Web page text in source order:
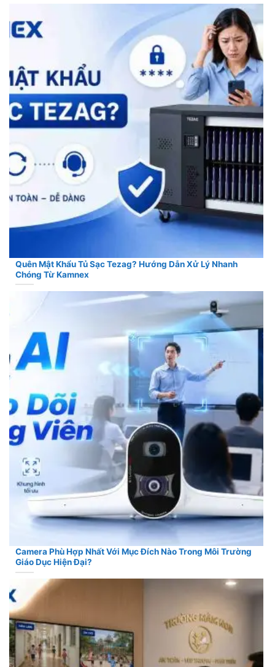
Quên Mật Khẩu Tủ Sạc Tezag? Hướng Dẫn Xử Lý Nhanh
Chóng Từ Kamnex
Camera Phù Hợp Nhất Với Mục Đích Nào Trong Môi Trường
Giáo Dục Hiện Đại?